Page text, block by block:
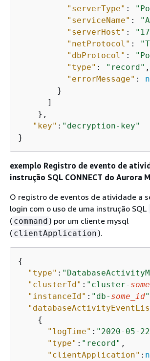
"serverType" :
"serviceName" :
"serverHost" :
"netProtocol" :
"dbProtocol" :
"type" : "record" ,
"errorMessage" :
        }
      ]
    },
"key" : "decryption-key"
}
exemplo Registro de evento de
instrução SQL CONNECT do Aurora
O registro de eventos de atividade a
login com o uso de uma instrução SQL
( command ) por um cliente mysql
( clientApplication ).
{
"type" :
"clusterId" : "cluster-
"instanceId" : "db- some_id"
{
"logTime" : "2020-05-
"type" : "record" ,
"clientApplication" :